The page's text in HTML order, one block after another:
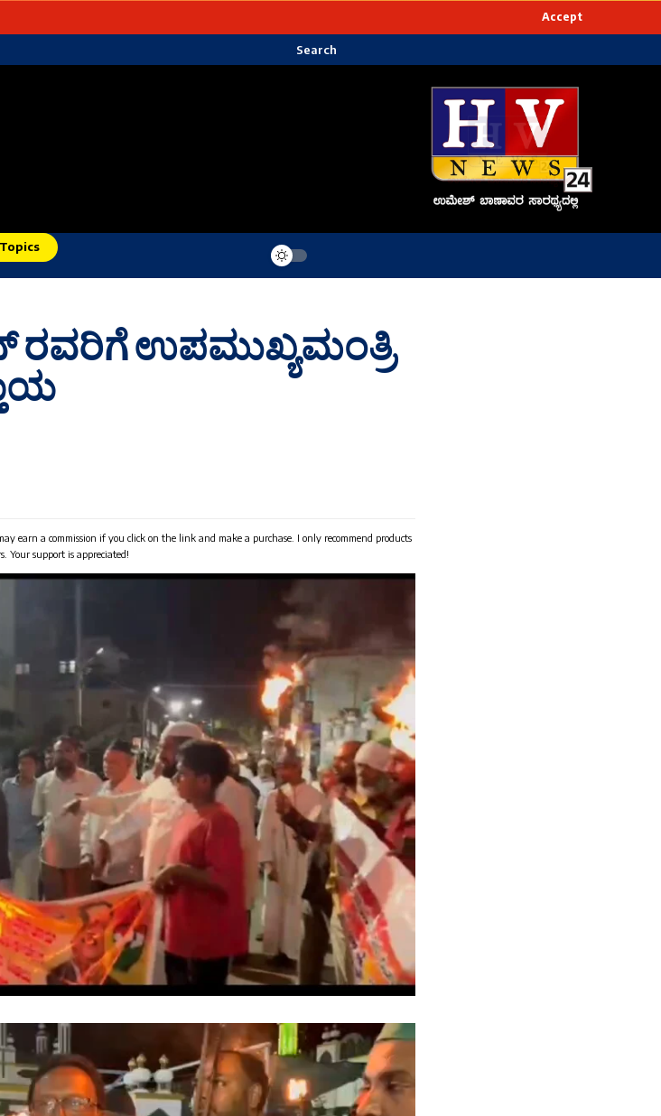
Accept
Search
ರವರಿಗೆ ಉಪಮುಖ್ಯಮಂತ್ರಿ
earn a commission if you click on the link and make a purchase. I only recommend products
Your support is appreciated!